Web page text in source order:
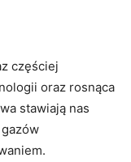
częściej
oraz rosnąca
stawiają ‍nas